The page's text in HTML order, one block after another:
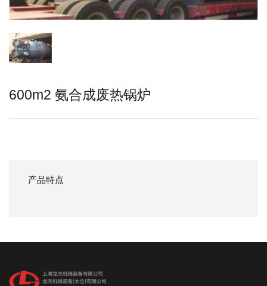
600m2 氨合成废热锅炉
产品特点